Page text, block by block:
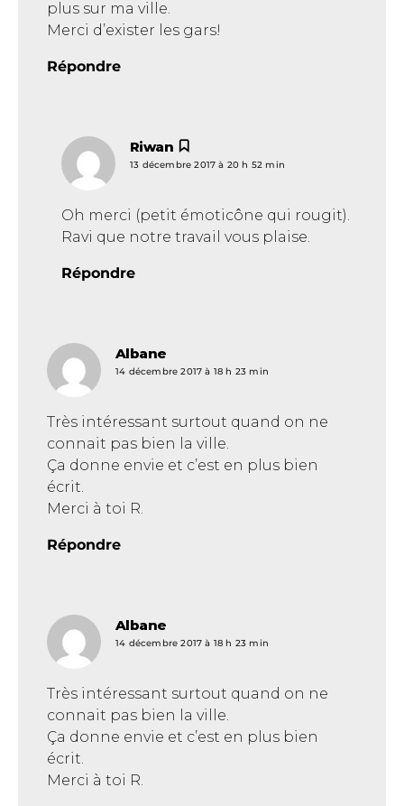
plus sur ma ville.
Merci d’exister les gars!
Répondre
Riwan
13 décembre 2017 à 20 h 52 min
Oh merci (petit émoticône qui rougit).
Ravi que notre travail vous plaise.
Répondre
Albane
14 décembre 2017 à 18 h 23 min
Très intéressant surtout quand on ne
connait pas bien la ville.
Ça donne envie et c’est en plus bien
écrit.
Merci à toi R.
Répondre
Albane
14 décembre 2017 à 18 h 23 min
Très intéressant surtout quand on ne
connait pas bien la ville.
Ça donne envie et c’est en plus bien
écrit.
Merci à toi R.